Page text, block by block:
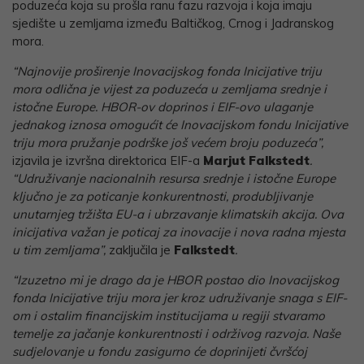
poduzeća koja su prošla ranu fazu razvoja i koja imaju
sjedište u zemljama između Baltičkog, Crnog i Jadranskog
mora.
“Najnovije proširenje Inovacijskog fonda Inicijative triju
mora odlična je vijest za poduzeća u zemljama srednje i
istočne Europe. HBOR-ov doprinos i EIF-ovo ulaganje
jednakog iznosa omogućit će Inovacijskom fondu Inicijative
triju mora pružanje podrške još većem broju poduzeća”,
izjavila je izvršna direktorica EIF-a Marjut Falkstedt.
“Udruživanje nacionalnih resursa srednje i istočne Europe
ključno je za poticanje konkurentnosti, produbljivanje
unutarnjeg tržišta EU-a i ubrzavanje klimatskih akcija. Ova
inicijativa važan je poticaj za inovacije i nova radna mjesta
u tim zemljama”, zaključila je Falkstedt.
“Izuzetno mi je drago da je HBOR postao dio Inovacijskog
fonda Inicijative triju mora jer kroz udruživanje snaga s EIF-
om i ostalim financijskim institucijama u regiji stvaramo
temelje za jačanje konkurentnosti i održivog razvoja. Naše
sudjelovanje u fondu zasigurno će doprinijeti čvršćoj